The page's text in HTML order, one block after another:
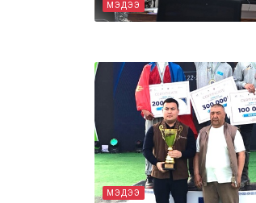
МЭДЭЭ
МЭДЭЭ